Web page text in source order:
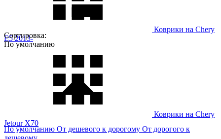
Коврики на Chery
E5 2013-
Коврики на Chery
Jetour X70
Сортировка:
По умолчанию
По умолчанию От дешевого к дорогому От дорогого к